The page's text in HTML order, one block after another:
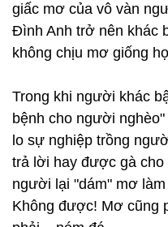
giấc mơ của vô vàn
Đình Anh trở nên khác
không chịu mơ giống
Trong khi người khác
bệnh cho người
lo sự nghiệp trồng
trả lời hay được gà
người lại "dám" mơ
Không được! Mơ cũng